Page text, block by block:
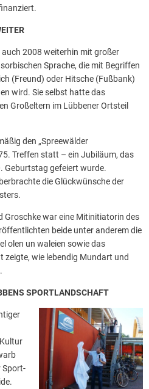
2008 weiterhin mit großer
Sprache, die mit Begriffen
(Freund) oder Hitsche (Fußbank)
wird. Sie selbst hatte das
Großeltern im Lübbener Ortsteil
den „Spreewälder
Treffen statt – ein Jubiläum, das
Geburtstag gefeiert wurde.
die Glückwünsche der
Groschke war eine Mitinitiatorin des
beide unter anderem die
olen un waleien sowie das
zeigte, wie lebendig Mundart und
SPORTLANDSCHAFT
Sport-